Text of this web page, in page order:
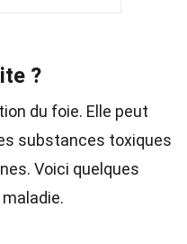
?
du foie. Elle peut
substances toxiques
Voici quelques